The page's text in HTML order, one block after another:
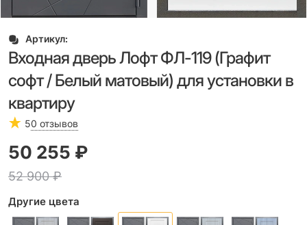
Артикул:
Входная дверь Лофт ФЛ-119 (Графит
софт / Белый матовый) для установки в
квартиру
50 отзывов
52 900 ₽
50 255 ₽
Другие цвета